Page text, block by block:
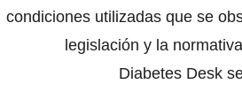
condiciones utilizadas que se
legislación y la
Diabetes Desk